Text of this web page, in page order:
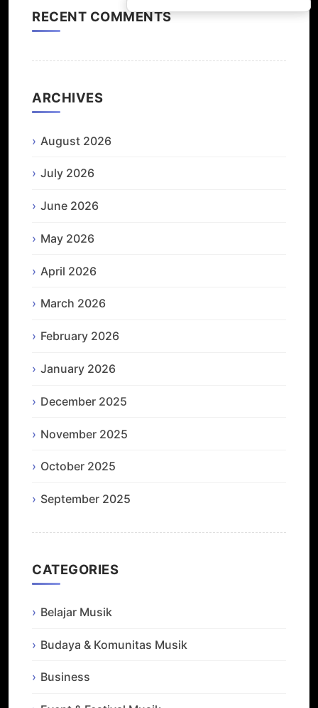
RECENT COMMENTS
ARCHIVES
August 2026
July 2026
June 2026
May 2026
April 2026
March 2026
February 2026
January 2026
December 2025
November 2025
October 2025
September 2025
CATEGORIES
Belajar Musik
Budaya & Komunitas Musik
Business